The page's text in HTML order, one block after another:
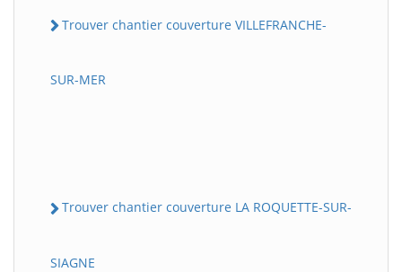
Trouver chantier couverture VILLEFRANCHE-
SUR-MER
Trouver chantier couverture LA ROQUETTE-SUR-
SIAGNE